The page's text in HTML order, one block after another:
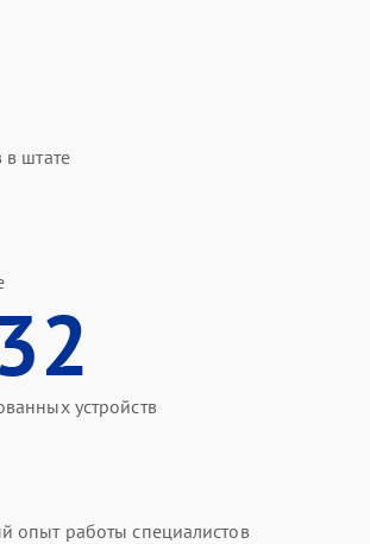
в штате
устройств
опыт работы специалистов